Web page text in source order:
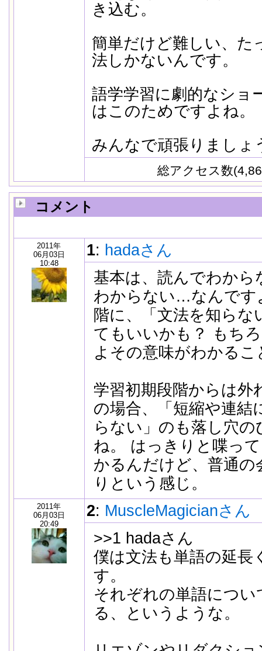
き込む。
簡単だけど難しい、た
法しかないんです。
語学学習に劇的なショ
はこのためですよね。
みんなで頑張りましょ
総アクセス数
コメント
2011年
06月03日
10:48
1: hadaさん
基本は、読んでわか
わからない…なんです
階に、「文法を知ら
てもいいかも？ もち
よその意味がわかる
学習初期段階からは外
の場合、「短縮や連結
らない」のも落し穴
ね。 はっきりと喋っ
かるんだけど、普通
りという感じ。
2011年
06月03日
20:49
2: MuscleMagicianさん
>>1 hadaさん
僕は文法も単語の延長
す。
それぞれの単語につ
る、というような。